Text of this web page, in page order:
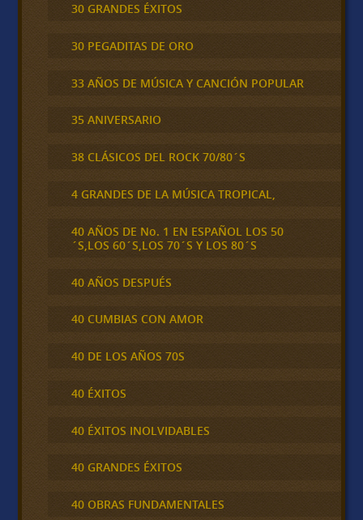
30 GRANDES ÉXITOS
30 PEGADITAS DE ORO
33 AÑOS DE MÚSICA Y CANCIÓN POPULAR
35 ANIVERSARIO
38 CLÁSICOS DEL ROCK 70/80´S
4 GRANDES DE LA MÚSICA TROPICAL,
40 AÑOS DE No. 1 EN ESPAÑOL LOS 50
´S,LOS 60´S,LOS 70´S Y LOS 80´S
40 AÑOS DESPUÉS
40 CUMBIAS CON AMOR
40 DE LOS AÑOS 70S
40 ÉXITOS
40 ÉXITOS INOLVIDABLES
40 GRANDES ÉXITOS
40 OBRAS FUNDAMENTALES